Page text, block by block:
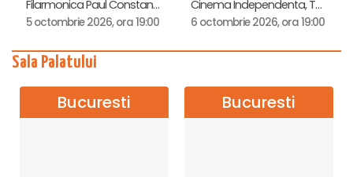
Filarmonica Paul Constantinescu, Ploiesti
5 octombrie 2026, ora 19:00
Cinema Independenta, Targoviste
6 octombrie 2026, ora 19:00
Sala Palatului
Bucuresti Bucuresti